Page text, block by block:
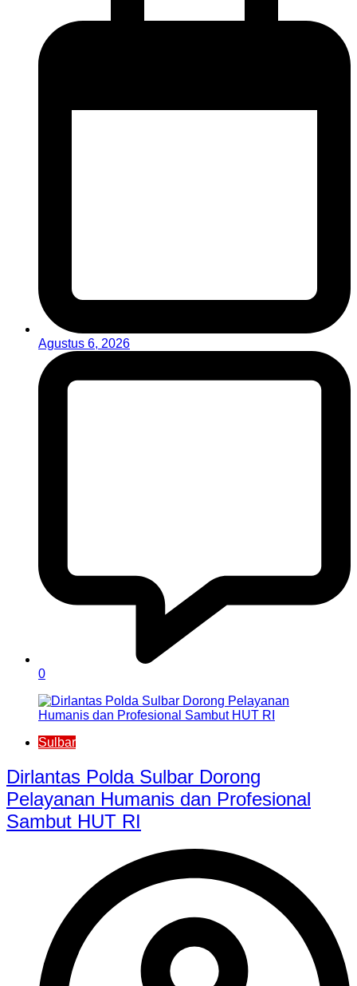
Agustus 6, 2026
0
Sulbar
Dirlantas Polda Sulbar Dorong
Pelayanan Humanis dan Profesional
Sambut HUT RI